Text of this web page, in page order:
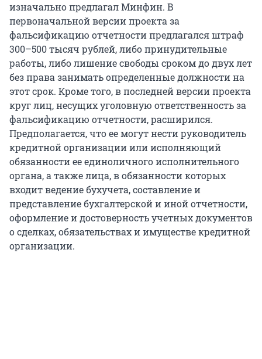
изначально предлагал Минфин. В
первоначальной версии проекта за
фальсификацию отчетности предлагался штраф
300–500 тысяч рублей, либо принудительные
работы, либо лишение свободы сроком до двух лет
без права занимать определенные должности на
этот срок. Кроме того, в последней версии проекта
круг лиц, несущих уголовную ответственность за
фальсификацию отчетности, расширился.
Предполагается, что ее могут нести руководитель
кредитной организации или исполняющий
обязанности ее единоличного исполнительного
органа, а также лица, в обязанности которых
входит ведение бухучета, составление и
представление бухгалтерской и иной отчетности,
оформление и достоверность учетных документов
о сделках, обязательствах и имуществе кредитной
организации.